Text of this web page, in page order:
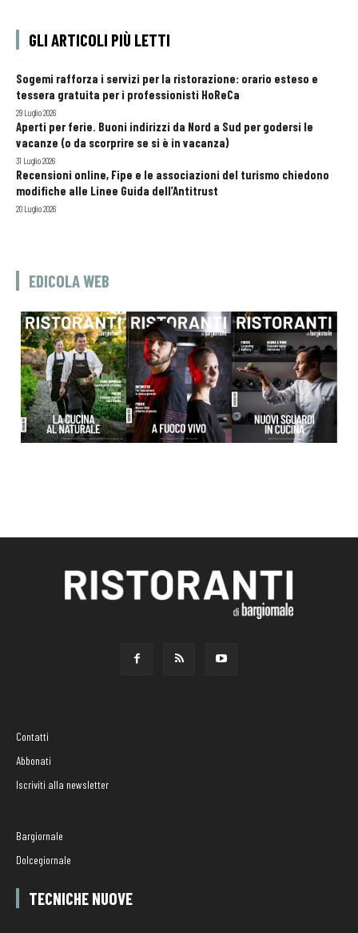
GLI ARTICOLI PIÙ LETTI
Sogemi rafforza i servizi per la ristorazione: orario esteso e
tessera gratuita per i professionisti HoReCa
29 Luglio 2026
Aperti per ferie. Buoni indirizzi da Nord a Sud per godersi le
vacanze (o da scorprire se si è in vacanza)
31 Luglio 2026
Recensioni online, Fipe e le associazioni del turismo chiedono
modifiche alle Linee Guida dell’Antitrust
20 Luglio 2026
EDICOLA WEB
Contatti
Abbonati
Iscriviti alla newsletter
Bargiornale
Dolcegiornale
TECNICHE NUOVE